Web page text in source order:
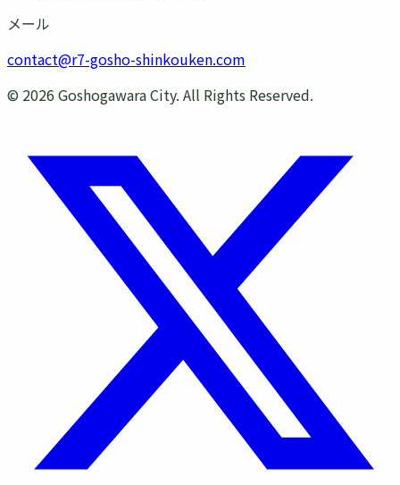
メール
contact@r7-gosho-shinkouken.com
© 2026 Goshogawara City. All Rights Reserved.